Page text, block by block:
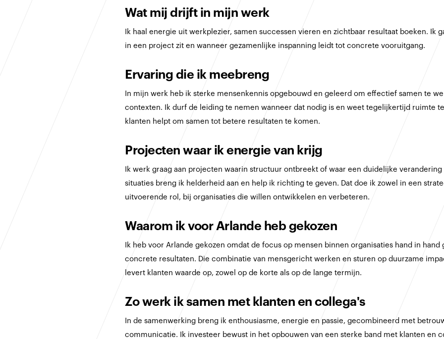
Wat mij drijft in mijn werk
Ik haal energie uit werkplezier, samen successen vieren en zichtbaar resultaat boeken. Ik
in een project zit en wanneer gezamenlijke inspanning leidt tot concrete vooruitgang.
Ervaring die ik meebreng
In mijn werk heb ik sterke mensenkennis opgebouwd en geleerd om effectief samen te
contexten. Ik durf de leiding te nemen wanneer dat nodig is en weet tegelijkertijd ruimte
klanten helpt om samen tot betere resultaten te komen.
Projecten waar ik energie van krijg
Ik werk graag aan projecten waarin structuur ontbreekt of waar een duidelijke verandering
situaties breng ik helderheid aan en help ik richting te geven. Dat doe ik zowel in een
uitvoerende rol, bij organisaties die willen ontwikkelen en verbeteren.
Waarom ik voor Arlande heb gekozen
Ik heb voor Arlande gekozen omdat de focus op mensen binnen organisaties hand in
concrete resultaten. Die combinatie van mensgericht werken en sturen op duurzame
levert klanten waarde op, zowel op de korte als op de lange termijn.
Zo werk ik samen met klanten en collega's
In de samenwerking breng ik enthousiasme, energie en passie, gecombineerd met
communicatie. Ik investeer bewust in het opbouwen van een sterke band met klanten en